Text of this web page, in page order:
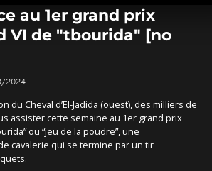
au 1er grand prix
VI de "tbourida" [no
2024
du Cheval d’El-Jadida (ouest), des milliers de
assister cette semaine au 1er grand prix
ou “jeu de la poudre”, une
cavalerie qui se termine par un tir